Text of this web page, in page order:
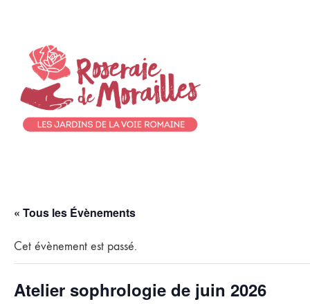
« Tous les Évènements
Cet évènement est passé.
Atelier sophrologie de juin 2026